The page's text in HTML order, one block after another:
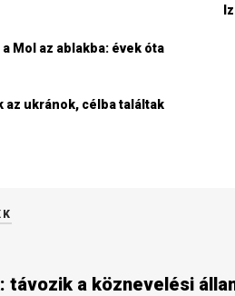
Mol az ablakba: évek óta
az ukránok, célba találtak
távozik a köznevelési